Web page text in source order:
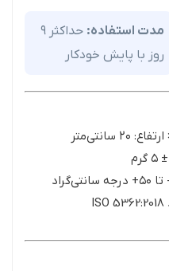
مدت استفاده:
حداکثر ۹
روز با پایش خودکار